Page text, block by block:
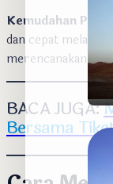
Kemudahan
dan cepat melalui
merencanakan
BACA JUGA:
Bersama